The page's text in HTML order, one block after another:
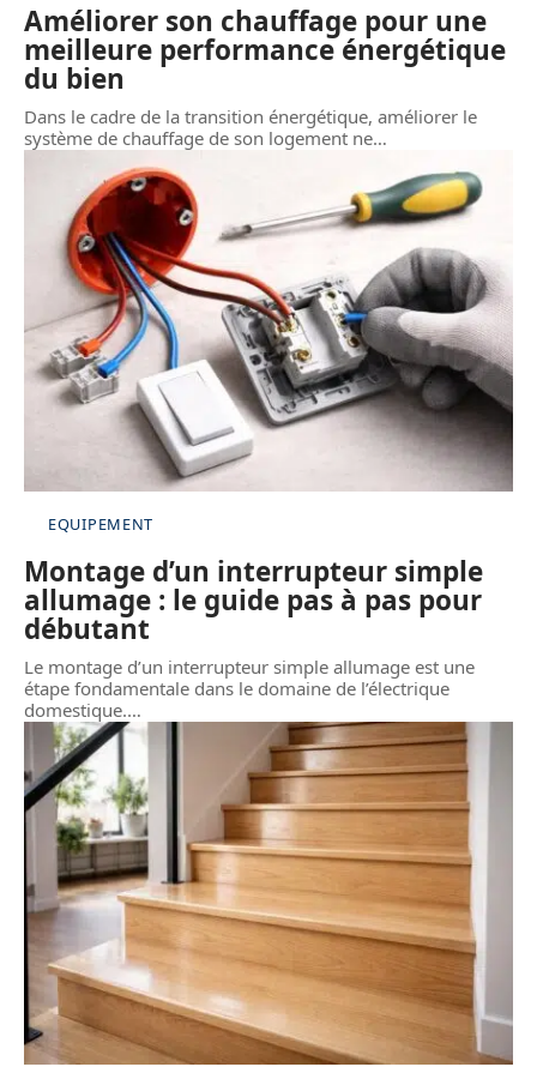
Améliorer son chauffage pour une
meilleure performance énergétique
du bien
Dans le cadre de la transition énergétique, améliorer le
système de chauffage de son logement ne…
EQUIPEMENT
Montage d’un interrupteur simple
allumage : le guide pas à pas pour
débutant
Le montage d’un interrupteur simple allumage est une
étape fondamentale dans le domaine de l’électrique
domestique.…